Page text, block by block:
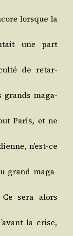
lorsque la
une part
de retar­
grands maga­
Paris, et ne
n’est-ce
grand maga­
Ce sera alors
la crise,